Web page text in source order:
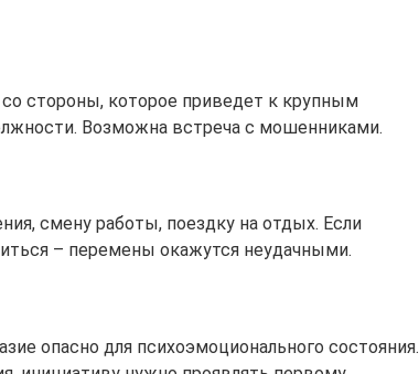
стороны, которое приведет к крупным
Возможна встреча с мошенниками.
смену работы, поездку на отдых. Если
– перемены окажутся неудачными.
опасно для психоэмоционального состояния.